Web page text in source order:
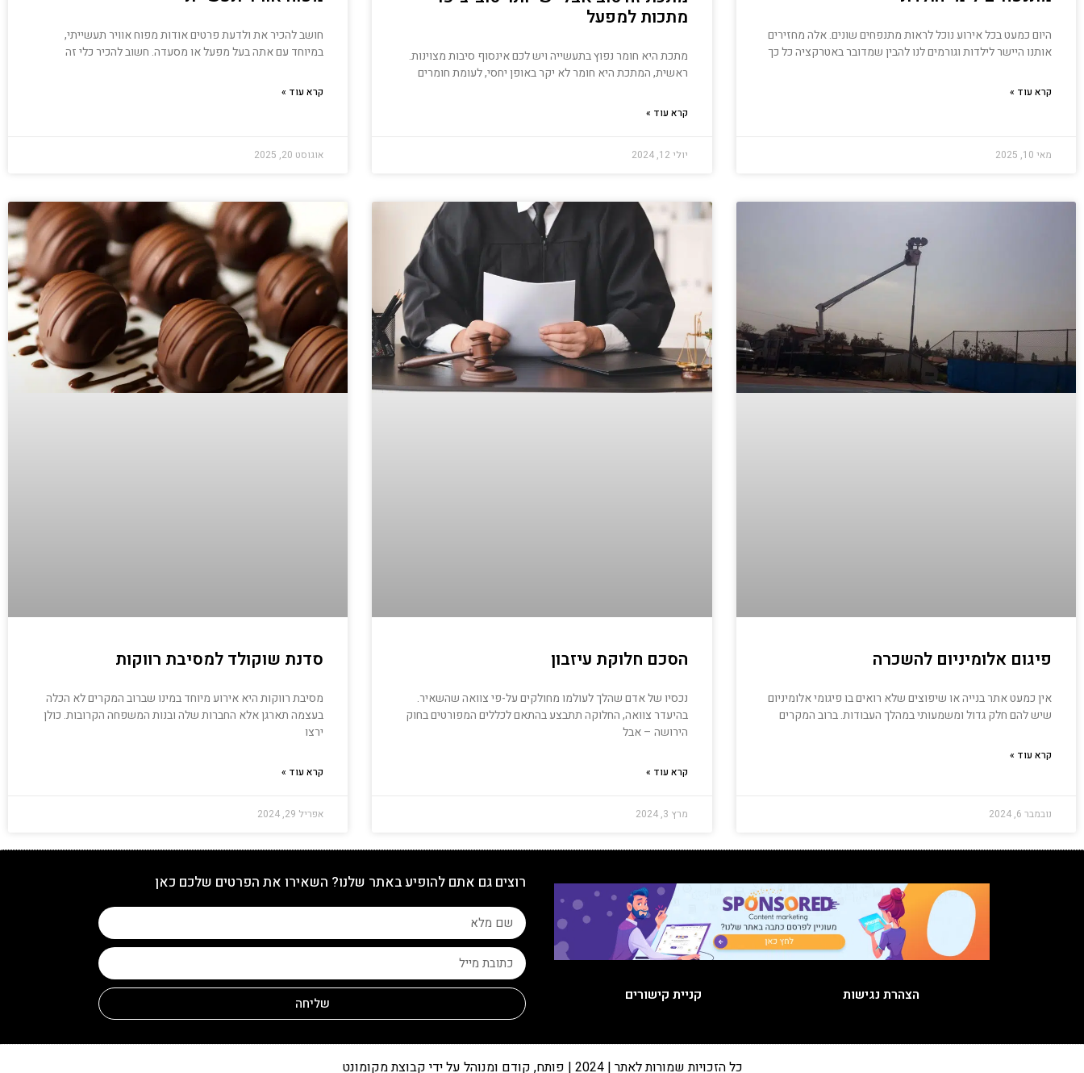
היום כמעט בכל אירוע נוכל לראות מתנפחים שונים. אלה מחזירים
אותנו היישר לילדות וגורמים לנו להבין שמדובר באטרקציה כל כך
קרא עוד »
מאי 10, 2025
מתכות למפעל
מתכת היא חומר נפוץ בתעשייה ויש לכם אינסוף סיבות מצוינות.
ראשית, המתכת היא חומר לא יקר באופן יחסי, לעומת חומרים
קרא עוד »
יולי 12, 2024
חושב להכיר את ולדעת פרטים אודות מפוח אוויר תעשייתי,
במיוחד עם אתה בעל מפעל או מסעדה. חשוב להכיר כלי זה
קרא עוד »
אוגוסט 20, 2025
פיגום אלומיניום להשכרה
אין כמעט אתר בנייה או שיפוצים שלא רואים בו פיגומי אלומיניום
שיש להם חלק גדול ומשמעותי במהלך העבודות. ברוב המקרים
קרא עוד »
נובמבר 6, 2024
הסכם חלוקת עיזבון
נכסיו של אדם שהלך לעולמו מחולקים על-פי צוואה שהשאיר.
בהיעדר צוואה, החלוקה תתבצע בהתאם לכללים המפורטים בחוק
הירושה – אבל
קרא עוד »
מרץ 3, 2024
סדנת שוקולד למסיבת רווקות
מסיבת רווקות היא אירוע מיוחד במינו שברוב המקרים לא הכלה
בעצמה תארגן אלא החברות שלה ובנות המשפחה הקרובות. כולן
ירצו
קרא עוד »
אפריל 29, 2024
הצהרת נגישות קניית קישורים
רוצים גם אתם להופיע באתר שלנו? השאירו את הפרטים שלכם כאן
שליחה
כל הזכויות שמורות לאתר | 2024 | פותח, קודם ומנוהל על ידי קבוצת מקומונט